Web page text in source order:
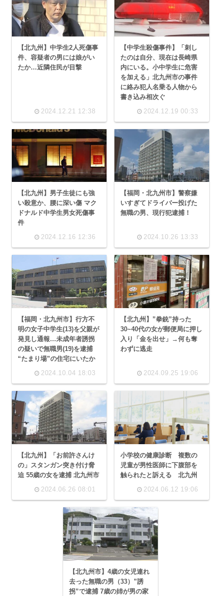
【北九州】中学生2人死傷事
件、容疑者の男には娘がい
たか…近隣住民が目撃
2024.12.21 12:38
【中学生殺傷事件】「刺し
たのは自分、現在は長崎県
内にいる。小中学生に危害
を加える」北九州市の事件
に絡み犯人名乗る人物から
書き込み相次ぐ
2024.12.19 00:33
【北九州】男子生徒にも強
い殺意か、腰に深い傷 マク
ドナルド中学生男女死傷事
件
2024.12.16 12:36
【福岡・北九州市】警察嫌
いすぎてドライバー投げた
無職の男、現行犯逮捕！
2024.10.26 13:33
【福岡・北九州市】行方不
明の女子中学生(13)を父親が
発見し通報…未成年者誘拐
の疑いで無職男(19)を逮捕
“たまり場”の住宅にいたか
2024.10.04 18:03
【北九州】”拳銃”持った
30~40代の女が郵便局に押し
入り「金を出せ」→何も奪
わずに逃走
2024.09.25 19:06
【北九州】「お前許さんけ
の」スタンガン突き付け脅
迫 55歳の女を逮捕 北九州市
2024.06.26 08:01
小学校の健康診断 複数の
児童が男性医師に下腹部を
触られたと訴える 北九州
2024.06.12 19:06
【北九州市】4歳の女児連れ
去った無職の男（33）”誘
拐”で逮捕 7歳の姉が男の家